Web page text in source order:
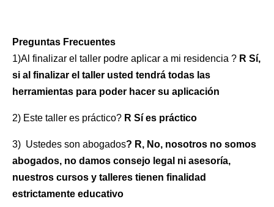
Preguntas Frecuentes
1)Al finalizar el taller podre aplicar a mi residencia ? R Sí,
si al finalizar el taller usted tendrá todas las
herramientas para poder hacer su aplicación
2) Este taller es práctico? R Sí es práctico
3) Ustedes son abogados? R, No, nosotros no somos
abogados, no damos consejo legal ni asesoría,
nuestros cursos y talleres tienen finalidad
estrictamente educativo